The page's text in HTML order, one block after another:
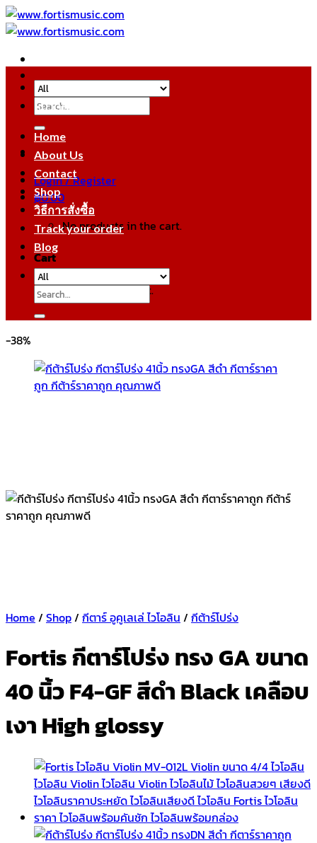
Skip
to
Search
for:
Login / Register
฿0.00
No products in the cart.
Cart
No products in the cart.
หมวดหมู่สินค้า
Home
About Us
Contact
Shop
วิธีการสั่งซื้อ
Track your order
Blog
Search
for:
-38%
Home / Shop/ กีตาร์ อูคูเลเล่ ไวโอลิน / กีต้าร์โปร่ง
Fortis กีตาร์โปร่ง ทรง GA ขนาด
40 นิ้ว F4-GF สีดำ Black เคลือบ
เงา High glossy